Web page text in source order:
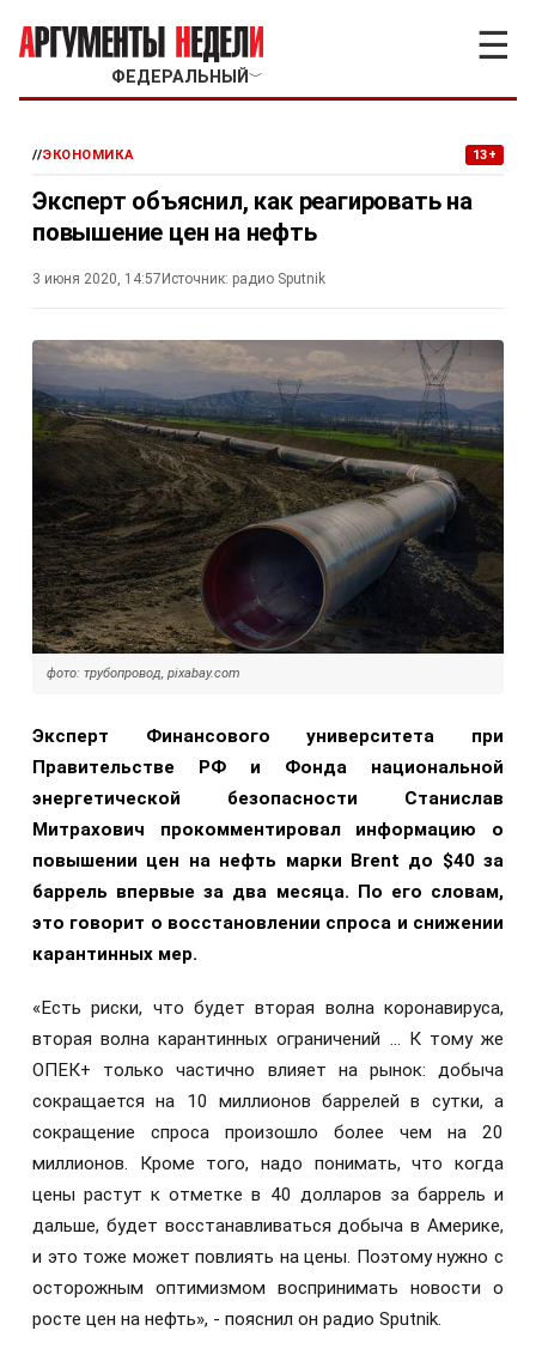
ФЕДЕРАЛЬНЫЙ ﹀
☰
//ЭКОНОМИКА 13+
Эксперт объяснил, как реагировать на
повышение цен на нефть
3 июня 2020, 14:57 Источник: радио Sputnik
фото: трубопровод, pixabay.com
Эксперт Финансового университета при
Правительстве РФ и Фонда национальной
энергетической безопасности Станислав
Митрахович прокомментировал информацию о
повышении цен на нефть марки Brent до $40 за
баррель впервые за два месяца. По его словам,
это говорит о восстановлении спроса и снижении
карантинных мер.
«Есть риски, что будет вторая волна коронавируса,
вторая волна карантинных ограничений … К тому же
ОПЕК+ только частично влияет на рынок: добыча
сокращается на 10 миллионов баррелей в сутки, а
сокращение спроса произошло более чем на 20
миллионов. Кроме того, надо понимать, что когда
цены растут к отметке в 40 долларов за баррель и
дальше, будет восстанавливаться добыча в Америке,
и это тоже может повлиять на цены. Поэтому нужно с
осторожным оптимизмом воспринимать новости о
росте цен на нефть», - пояснил он радио Sputnik.